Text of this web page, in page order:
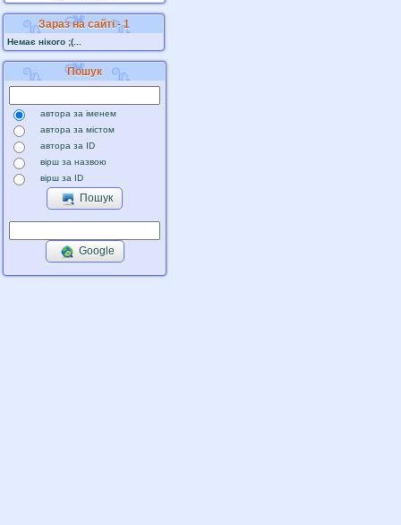
Зараз на сайті - 1
Немає нікого ;(...
Пошук
автора за іменем
автора за містом
автора за ID
вірш за назвою
вірш за ID
Пошук
Google